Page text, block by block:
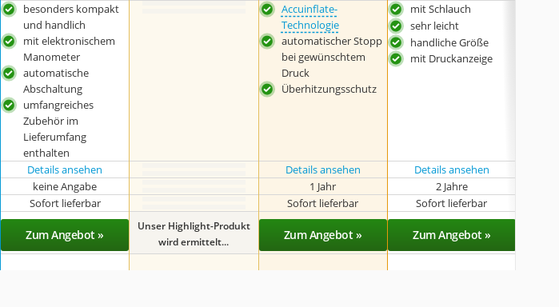
besonders kompakt
und handlich
mit elektronischem
Manometer
automatische
Abschaltung
umfangreiches
Zubehör im
Lieferumfang
enthalten
Accuinflate-
Technologie
automatischer Stopp
bei gewünschtem
Druck
Überhitzungsschutz
mit Schlauch
sehr leicht
handliche Größe
mit Druckanzeige
Details ansehen Details ansehen
Details ansehen
keine Angabe 1 Jahr
2 Jahre
Sofort lieferbar Sofort lieferbar Sofort lieferbar
Zum Angebot »
Unser Highlight-Produkt
wird ermittelt...
Zum Angebot » Zum Angebot »